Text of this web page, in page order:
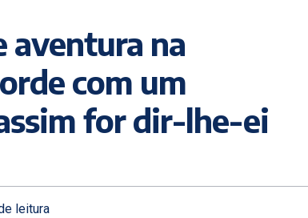
aventura na
com um
for dir-lhe-ei
leitura